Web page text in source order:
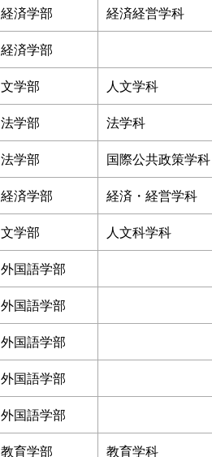
経済学部 経済経営学科
経済学部
文学部 人文学科
法学部 法学科
法学部 国際公共政策学科
経済学部 経済・経営学科
文学部 人文科学科
外国語学部
外国語学部
外国語学部
外国語学部
外国語学部
教育学部 教育学科